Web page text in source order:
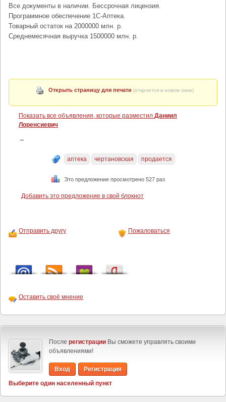
Все документы в наличии. Бессрочная лицензия.
Программное обеспечение 1С-Аптека.
Товарный остаток на 2000000 млн. р.
Среднемесячная выручка 1500000 млн. р.
Открыть страницу для печати (откроется в новом окне)
Показать все объявления, которые разместил Даниил
Лоренсиевич
→
аптека чертановская продается
Это предложение просмотрено 527 раз
Добавить это предложение в свой блокнот
Отправить другу Пожаловаться
Оставить своё мнение
После регистрации Вы сможете управлять своими
объявлениями!
Вход
Регистрация
Выберите один населенный пункт